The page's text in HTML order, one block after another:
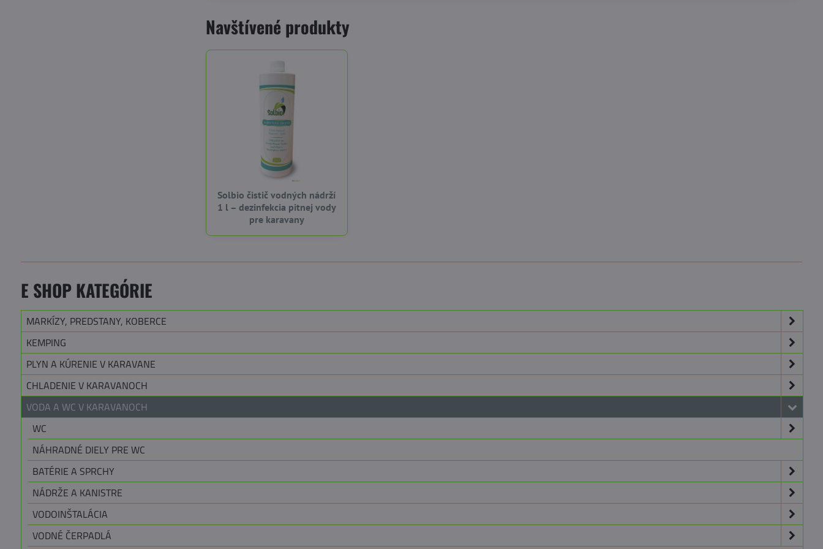
Navštívené produkty
Solbio čistič vodných nádrží
1 l – dezinfekcia pitnej vody
pre karavany
E SHOP KATEGÓRIE
MARKÍZY, PREDSTANY, KOBERCE
KEMPING
PLYN A KÚRENIE V KARAVANE
CHLADENIE V KARAVANOCH
VODA A WC V KARAVANOCH
WC
NÁHRADNÉ DIELY PRE WC
BATÉRIE A SPRCHY
NÁDRŽE A KANISTRE
VODOINŠTALÁCIA
VODNÉ ČERPADLÁ